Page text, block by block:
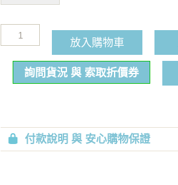
放入購物車
詢問貨況 與 索取折價券
付款說明 與 安心購物保證